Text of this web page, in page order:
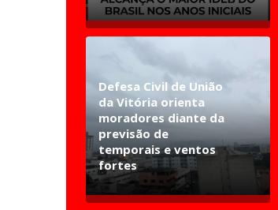
Defesa Civil de União
da Vitória orienta
moradores diante da
previsão de
temporais e ventos
fortes